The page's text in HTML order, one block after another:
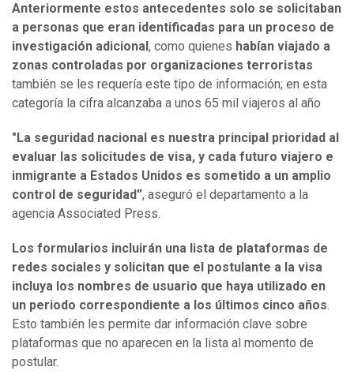
Anteriormente estos antecedentes solo se solicitaban
a personas que eran identificadas para un proceso de
investigación adicional , como quienes habían viajado a
zonas controladas por organizaciones terroristas
también se les requería este tipo de información; en esta
categoría la cifra alcanzaba a unos 65 mil viajeros al año
"La seguridad nacional es nuestra principal prioridad al
evaluar las solicitudes de visa, y cada futuro viajero e
inmigrante a Estados Unidos es sometido a un amplio
control de seguridad”, aseguró el departamento a la
agencia Associated Press.
Los formularios incluirán una lista de plataformas de
redes sociales y solicitan que el postulante a la visa
incluya los nombres de usuario que haya utilizado en
un periodo correspondiente a los últimos cinco años.
Esto también les permite dar información clave sobre
plataformas que no aparecen en la lista al momento de
postular.